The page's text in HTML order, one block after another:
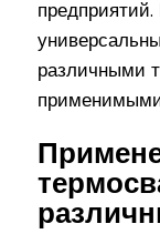
различными